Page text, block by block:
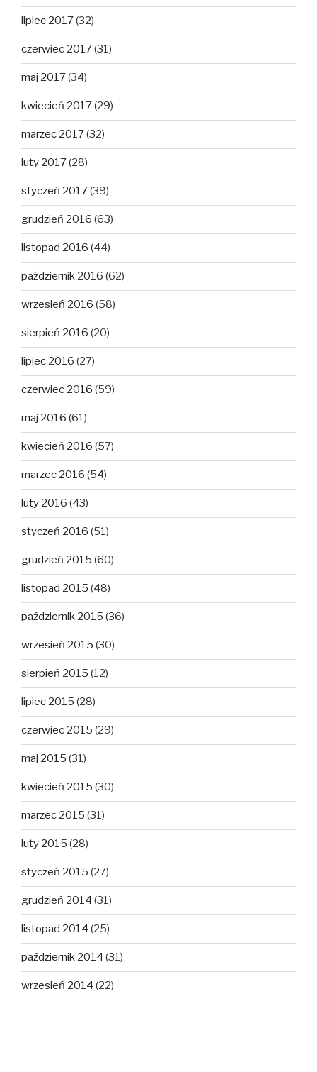
lipiec 2017(32)
czerwiec 2017(31)
maj 2017(34)
kwiecień 2017(29)
marzec 2017(32)
luty 2017(28)
styczeń 2017(39)
grudzień 2016 (63)
listopad 2016 (44)
październik 2016 (62)
wrzesień 2016 (58)
sierpień 2016 (20)
lipiec 2016 (27)
czerwiec 2016 (59)
maj 2016 (61)
kwiecień 2016 (57)
marzec 2016 (54)
luty 2016 (43)
styczeń 2016 (51)
grudzień 2015 (60)
listopad 2015 (48)
październik 2015 (36)
wrzesień 2015 (30)
sierpień 2015 (12)
lipiec 2015 (28)
czerwiec 2015 (29)
maj 2015 (31)
kwiecień 2015 (30)
marzec 2015 (31)
luty 2015 (28)
styczeń 2015 (27)
grudzień 2014 (31)
listopad 2014 (25)
październik 2014 (31)
wrzesień 2014 (22)